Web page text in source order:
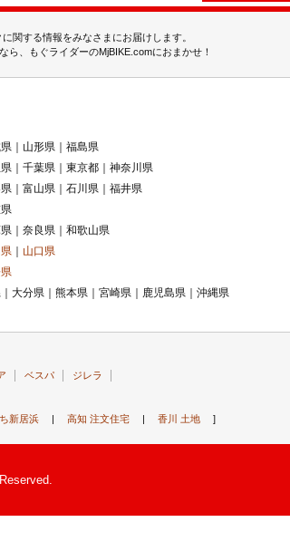
関する情報をみなさまにお届けします。
、もぐライダーのMjBIKE.comにおまかせ！
｜山形県｜福島県
｜千葉県｜東京都｜神奈川県
｜富山県｜石川県｜福井県
｜奈良県｜和歌山県
山口県
｜大分県｜熊本県｜宮崎県｜鹿児島県｜沖縄県
ベスパ ジレラ
新居浜| 高知 注文住宅| 香川 土地]